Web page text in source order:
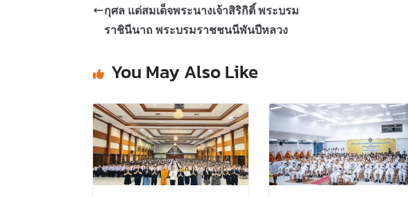
กุศล แด่สมเด็จพระนางเจ้าสิริกิติ์ พระบรม
ราชินีนาถ พระบรมราชชนนีพันปีหลวง
You May Also Like